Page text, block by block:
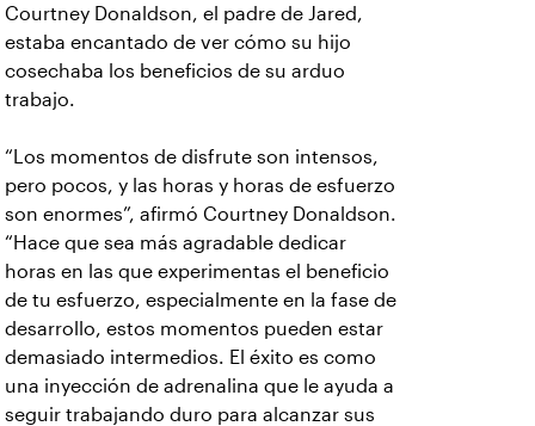
Courtney Donaldson, el padre de Jared,
estaba encantado de ver cómo su hijo
cosechaba los beneficios de su arduo
trabajo.
“Los momentos de disfrute son intensos,
pero pocos, y las horas y horas de esfuerzo
son enormes”, afirmó Courtney Donaldson.
“Hace que sea más agradable dedicar
horas en las que experimentas el beneficio
de tu esfuerzo, especialmente en la fase de
desarrollo, estos momentos pueden estar
demasiado intermedios. El éxito es como
una inyección de adrenalina que le ayuda a
seguir trabajando duro para alcanzar sus